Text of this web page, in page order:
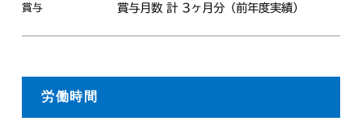
賞与 賞与月数 計 3ヶ月分（前年度実績）
労働時間